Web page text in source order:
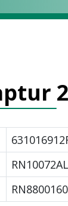
RN10072AL